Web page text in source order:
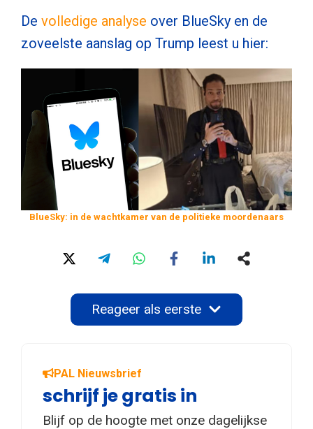
De volledige analyse over BlueSky en de
zoveelste aanslag op Trump leest u hier:
BlueSky: in de wachtkamer van de politieke moordenaars
Reageer als eerste
PAL Nieuwsbrief
schrijf je gratis in
Blijf op de hoogte met onze dagelijkse